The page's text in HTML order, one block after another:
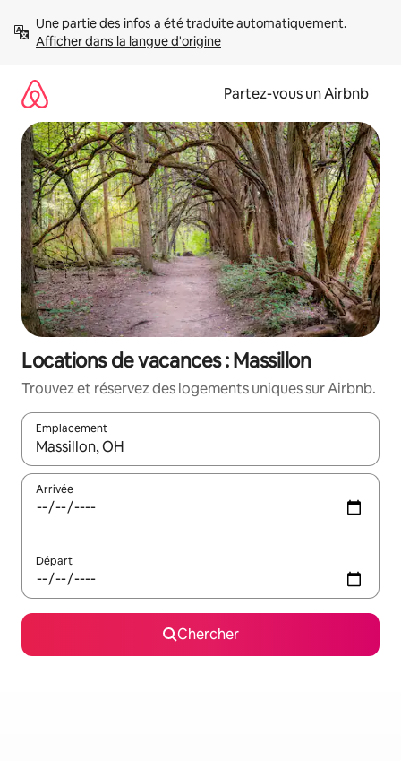
directement
Afficher dans la langue d'origine
Partez-vous un Airbnb
Locations de vacances : Massillon
Trouvez et réservez des logements uniques sur Airbnb.
Emplacement
Quand les résultats sont affichés, parcourez-les en utilisant
Arrivée
Départ
Chercher